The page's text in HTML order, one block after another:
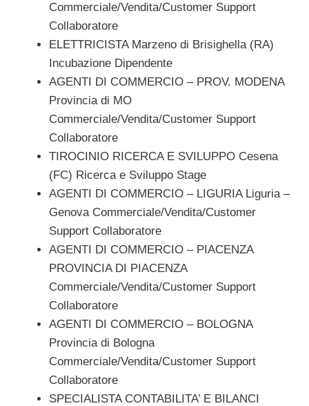
Commerciale/Vendita/Customer Support
Collaboratore
ELETTRICISTA Marzeno di Brisighella (RA)
Incubazione Dipendente
AGENTI DI COMMERCIO – PROV. MODENA
Provincia di MO
Commerciale/Vendita/Customer Support
Collaboratore
TIROCINIO RICERCA E SVILUPPO Cesena
(FC) Ricerca e Sviluppo Stage
AGENTI DI COMMERCIO – LIGURIA Liguria –
Genova Commerciale/Vendita/Customer
Support Collaboratore
AGENTI DI COMMERCIO – PIACENZA
PROVINCIA DI PIACENZA
Commerciale/Vendita/Customer Support
Collaboratore
AGENTI DI COMMERCIO – BOLOGNA
Provincia di Bologna
Commerciale/Vendita/Customer Support
Collaboratore
SPECIALISTA CONTABILITA’ E BILANCI